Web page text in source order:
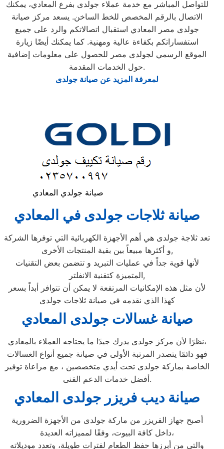
للتواصل المباشر مع خدمة عملاء جولدى بفرع المعادي، يمكنك
الاتصال بالرقم المخصص للخط الساخن. يسعد مركز صيانة
جولدى مصر المعادي استقبال اتصالاتكم والرد على جميع
استفساراتكم بكفاءة عالية ومهنية. كما يمكنك أيضًا زيارة
الموقع الرسمي لجولدى مصر للحصول على معلومات إضافية
حول الخدمات المقدمة.
لمعرفة المزيد عن صيانة جولدى
صيانة جولدي المعادي
صيانة ثلاجات جولدى في المعادي
تعد ثلاجة جولدى هي أهم الأجهزة الكهربائية التي توفرها الشركة
و أكثرها مبيعاً بين بقية المنتجات الأخرى,
لأنها قوية جداً في عمليات التبريد و تتضمن بعض التقنيات
المتميزة كتقنية الانفلتر,
لأن مثل هذه الإمكانيات المرتفعة لا يمكن أن تتوافر أبداً بسعر
كهذا الذي نقدمه في صيانة ثلاجات جولدى
صيانة غسالات جولدى المعادي
نظرًا لأن مركز جولدى يدرك جيدًا ما يحتاجه العملاء بالمعادي،
فهو دائمًا يتصدر المرتبة الأولى في صيانة جميع أنواع الغسالات
الخاصة بماركة جولدى تحت أيدي متخصصين ، مع مراعاة توفير
أفضل خدمات الدعم الفنى.
صيانة ديب فريزر جولدى المعادي
أصبح جهاز الفريزر من ماركة جولدى من الأجهزة الضرورية
داخل كافة البيوت، وفقًا لمميزاته العديدة،
والتي من أبرزها حفظ الطعام لفترات طويلة، وتعدد موديلاته